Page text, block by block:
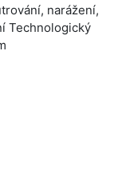
narážení,
Technologický